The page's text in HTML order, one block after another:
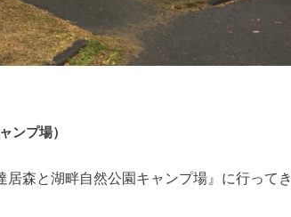
ンプ場）
森と湖畔自然公園キャンプ場』に行ってき